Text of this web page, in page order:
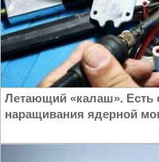
Летающий «калаш». Есть
наращивания ядерной